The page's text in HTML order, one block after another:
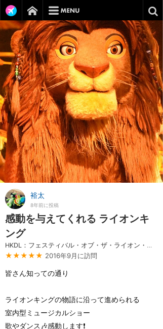
裕太
8年前に投稿
感動を与えてくれる ライオンキ
ング
HKDL：フェスティバル・オブ・ザ・ライオン・キング
★★★★★ 2016年9月に訪問
皆さん知っての通り
ライオンキングの物語に沿って進められる
室内型ミュージカルショー
歌やダンス🎶感動します❗